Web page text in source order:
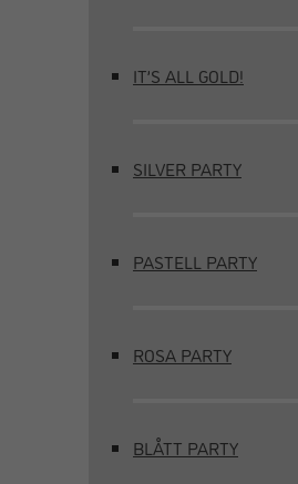
IT’S ALL GOLD!
SILVER PARTY
PASTELL PARTY
ROSA PARTY
BLÅTT PARTY